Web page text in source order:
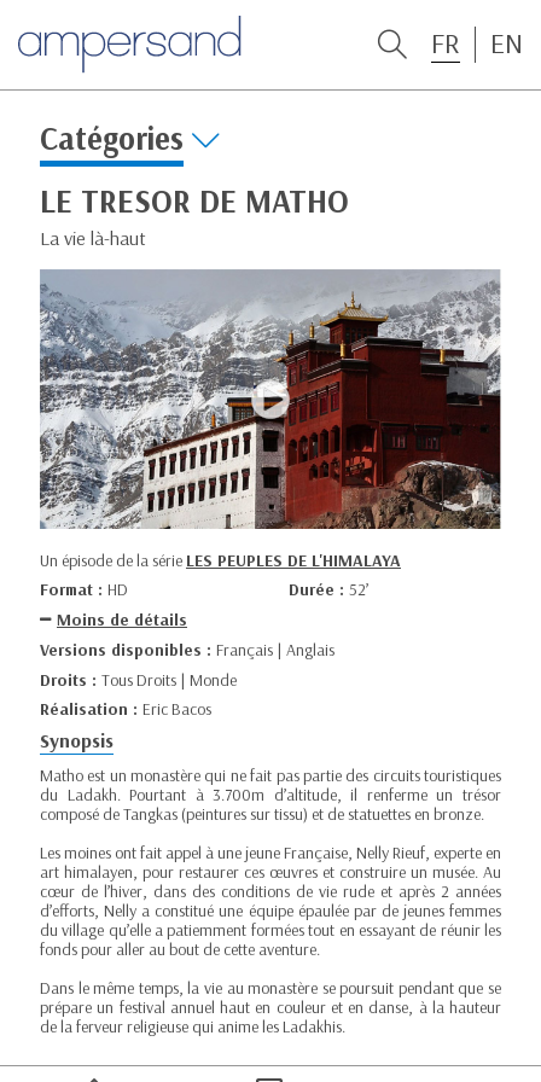
FR EN
Catégories
LE TRESOR DE MATHO
La vie là-haut
Un épisode de la série LES PEUPLES DE L'HIMALAYA
Format : HD Durée : 52’
Moins de détails
Versions disponibles : Français | Anglais
Droits : Tous Droits | Monde
Réalisation : Eric Bacos
Synopsis
Matho est un monastère qui ne fait pas partie des circuits touristiques
du Ladakh. Pourtant à 3.700m d’altitude, il renferme un trésor
composé de Tangkas (peintures sur tissu) et de statuettes en bronze.
Les moines ont fait appel à une jeune Française, Nelly Rieuf, experte en
art himalayen, pour restaurer ces œuvres et construire un musée. Au
cœur de l’hiver, dans des conditions de vie rude et après 2 années
d’efforts, Nelly a constitué une équipe épaulée par de jeunes femmes
du village qu’elle a patiemment formées tout en essayant de réunir les
fonds pour aller au bout de cette aventure.
Dans le même temps, la vie au monastère se poursuit pendant que se
prépare un festival annuel haut en couleur et en danse, à la hauteur
de la ferveur religieuse qui anime les Ladakhis.